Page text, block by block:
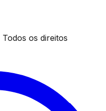
Todos os direitos